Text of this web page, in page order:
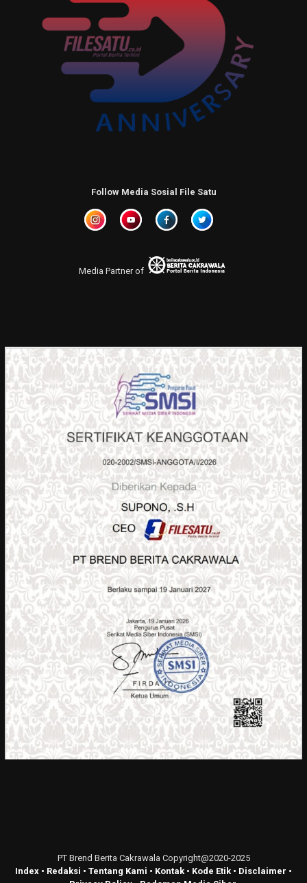
Follow Media Sosial File Satu
Media Partner of
PT Brend Berita Cakrawala Copyright@2020-2025
Index • Redaksi • Tentang Kami • Kontak • Kode Etik • Disclaimer •